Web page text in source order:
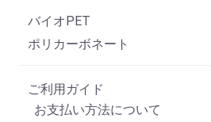
バイオPET
ポリカーボネート
ご利用ガイド
お支払い方法について